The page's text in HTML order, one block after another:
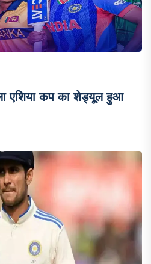
एशिया कप का शेड्यूल हुआ